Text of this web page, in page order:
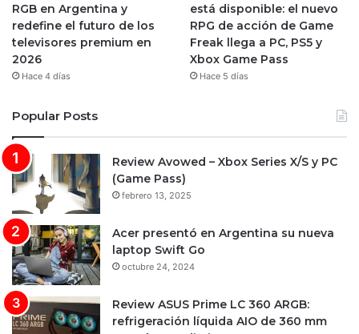
RGB en Argentina y
redefine el futuro de los
televisores premium en
2026
Hace 4 días
está disponible: el nuevo
RPG de acción de Game
Freak llega a PC, PS5 y
Xbox Game Pass
Hace 5 días
Popular Posts
Review Avowed – Xbox Series X/S y PC
(Game Pass)
febrero 13, 2025
Acer presentó en Argentina su nueva
laptop Swift Go
octubre 24, 2024
Review ASUS Prime LC 360 ARGB:
refrigeración líquida AIO de 360 mm